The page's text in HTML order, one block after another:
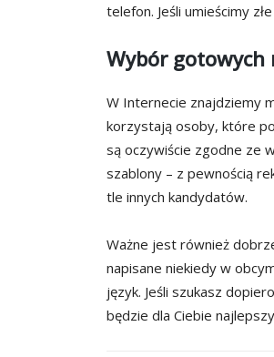
telefon. Jeśli umieścimy
Wybór gotowych
W Internecie znajdziemy
korzystają osoby, które
są oczywiście zgodne ze
szablony – z pewnością
tle innych kandydatów.
Ważne jest również
napisane niekiedy w
język. Jeśli szukasz
będzie dla Ciebie